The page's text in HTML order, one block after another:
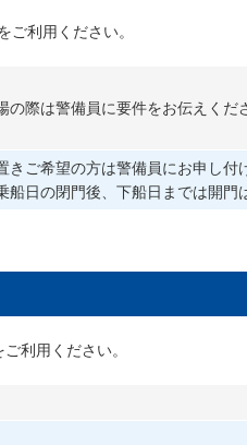
ご利用ください。
の際は警備員に要件をお伝えくだ
きご希望の方は警備員にお申し付
船日の閉門後、下船日までは開門
ご利用ください。